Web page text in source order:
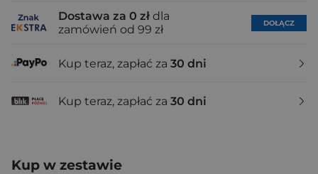
Dostawa za 0 zł dla
zamówień od 99 zł
DOŁĄCZ
Kup teraz, zapłać za 30 dni
Kup teraz, zapłać za 30 dni
Kup w zestawie